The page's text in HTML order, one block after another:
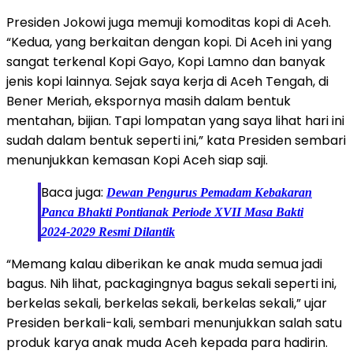
Presiden Jokowi juga memuji komoditas kopi di Aceh.
“Kedua, yang berkaitan dengan kopi. Di Aceh ini yang
sangat terkenal Kopi Gayo, Kopi Lamno dan banyak
jenis kopi lainnya. Sejak saya kerja di Aceh Tengah, di
Bener Meriah, ekspornya masih dalam bentuk
mentahan, bijian. Tapi lompatan yang saya lihat hari ini
sudah dalam bentuk seperti ini,” kata Presiden sembari
menunjukkan kemasan Kopi Aceh siap saji.
Baca juga: Dewan Pengurus Pemadam Kebakaran
Panca Bhakti Pontianak Periode XVII Masa Bakti
2024-2029 Resmi Dilantik
“Memang kalau diberikan ke anak muda semua jadi
bagus. Nih lihat, packagingnya bagus sekali seperti ini,
berkelas sekali, berkelas sekali, berkelas sekali,” ujar
Presiden berkali-kali, sembari menunjukkan salah satu
produk karya anak muda Aceh kepada para hadirin.